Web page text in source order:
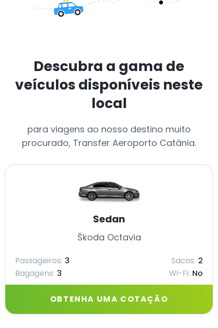
Descubra a gama de
veículos disponíveis neste
local
para viagens ao nosso destino muito
procurado, Transfer Aeroporto Catânia.
Sedan
Škoda Octavia
Passageiros: 3 Sacos: 2
Bagagens: 3 Wi-Fi: No
OBTENHA UMA COTAÇÃO